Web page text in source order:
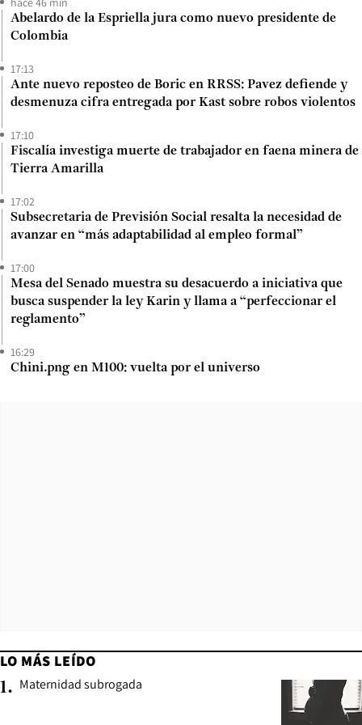
Abelardo de la Espriella jura como nuevo presidente de
Colombia
17:13
Ante nuevo reposteo de Boric en RRSS: Pavez defiende y
desmenuza cifra entregada por Kast sobre robos violentos
17:10
Fiscalía investiga muerte de trabajador en faena minera de
Tierra Amarilla
17:02
Subsecretaria de Previsión Social resalta la necesidad de
avanzar en “más adaptabilidad al empleo formal”
17:00
Mesa del Senado muestra su desacuerdo a iniciativa que
busca suspender la ley Karin y llama a “perfeccionar el
reglamento”
16:29
Chini.png en M100: vuelta por el universo
LO MÁS LEÍDO
1. Maternidad subrogada